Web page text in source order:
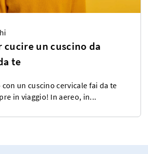
cucire un cuscino da
te
un cuscino cervicale fai da te
in viaggio! In aereo, in...